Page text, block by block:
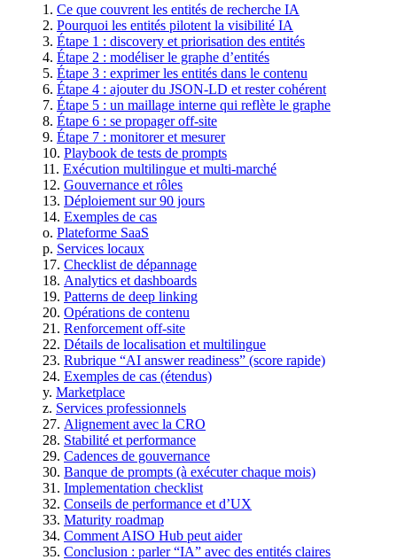
Ce que couvrent les entités de recherche IA
Pourquoi les entités pilotent la visibilité IA
Étape 1 : discovery et priorisation des entités
Étape 2 : modéliser le graphe d’entités
Étape 3 : exprimer les entités dans le contenu
Étape 4 : ajouter du JSON-LD et rester cohérent
Étape 5 : un maillage interne qui reflète le graphe
Étape 6 : se propager off-site
Étape 7 : monitorer et mesurer
Playbook de tests de prompts
Exécution multilingue et multi‑marché
Gouvernance et rôles
Déploiement sur 90 jours
Exemples de cas
Plateforme SaaS
Services locaux
Checklist de dépannage
Analytics et dashboards
Patterns de deep linking
Opérations de contenu
Renforcement off‑site
Détails de localisation et multilingue
Rubrique “AI answer readiness” (score rapide)
Exemples de cas (étendus)
Marketplace
Services professionnels
Alignement avec la CRO
Stabilité et performance
Cadences de gouvernance
Banque de prompts (à exécuter chaque mois)
Implementation checklist
Conseils de performance et d’UX
Maturity roadmap
Comment AISO Hub peut aider
Conclusion : parler “IA” avec des entités claires